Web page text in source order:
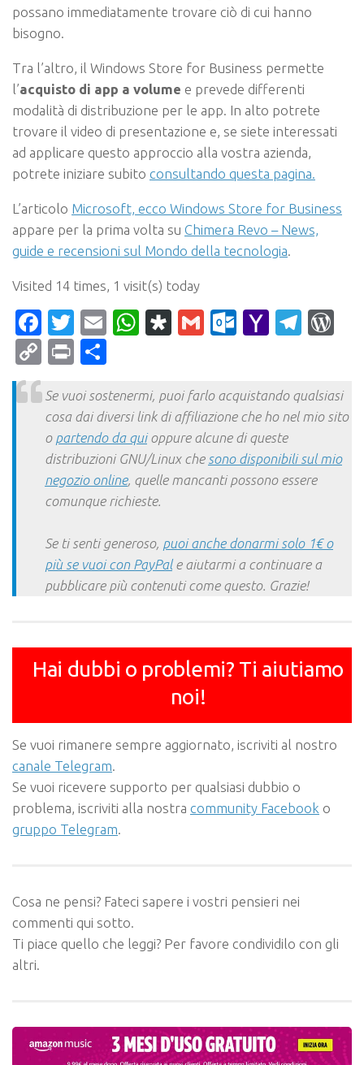
possano immediatamente trovare ciò di cui hanno
bisogno.
Tra l’altro, il Windows Store for Business permette
l’acquisto di app a volume e prevede differenti
modalità di distribuzione per le app. In alto potrete
trovare il video di presentazione e, se siete interessati
ad applicare questo approccio alla vostra azienda,
potrete iniziare subito consultando questa pagina.
L’articolo Microsoft, ecco Windows Store for Business
appare per la prima volta su Chimera Revo – News,
guide e recensioni sul Mondo della tecnologia.
Visited 14 times, 1 visit(s) today
Facebook
Twitter
EmailWhatsApp
Diaspora
Gmail Yahoo
CopyPrint
Se vuoi sostenermi, puoi farlo acquistando qualsiasi
cosa dai diversi link di affiliazione che ho nel mio sito
o partendo da quioppure alcune di queste
distribuzioni GNU/Linux che sono disponibili sul mio
negozio online, quelle mancanti possono essere
comunque richieste.
Se ti senti generoso, puoi anche donarmi solo 1€ o
più se vuoi con PayPale aiutarmi a continuare a
pubblicare più contenuti come questo. Grazie!
Hai dubbi o problemi? Ti aiutiamo
noi!
Se vuoi rimanere sempre aggiornato, iscriviti al nostro
canale Telegram
Se vuoi ricevere supporto per qualsiasi dubbio o
problema, iscriviti alla nostra community Facebook o
gruppo Telegram
Cosa ne pensi? Fateci sapere i vostri pensieri nei
commenti qui sotto.
Ti piace quello che leggi? Per favore condividilo con gli
altri.